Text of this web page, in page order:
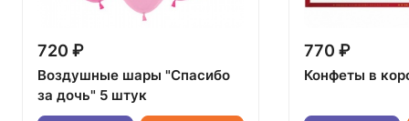
720 ₽
Воздушные шары "Спасибо
за дочь" 5 штук
770 ₽
Конфеты в